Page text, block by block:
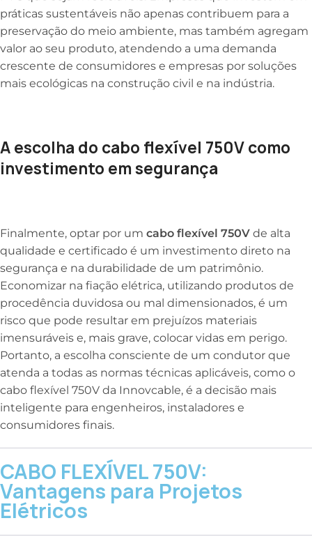
práticas sustentáveis não apenas contribuem para a
preservação do meio ambiente, mas também agregam
valor ao seu produto, atendendo a uma demanda
crescente de consumidores e empresas por soluções
mais ecológicas na construção civil e na indústria.
A escolha do cabo flexível 750V como
investimento em segurança
Finalmente, optar por um cabo flexível 750V de alta
qualidade e certificado é um investimento direto na
segurança e na durabilidade de um patrimônio.
Economizar na fiação elétrica, utilizando produtos de
procedência duvidosa ou mal dimensionados, é um
risco que pode resultar em prejuízos materiais
imensuráveis e, mais grave, colocar vidas em perigo.
Portanto, a escolha consciente de um condutor que
atenda a todas as normas técnicas aplicáveis, como o
cabo flexível 750V da Innovcable, é a decisão mais
inteligente para engenheiros, instaladores e
consumidores finais.
CABO FLEXÍVEL 750V:
Vantagens para Projetos
Elétricos